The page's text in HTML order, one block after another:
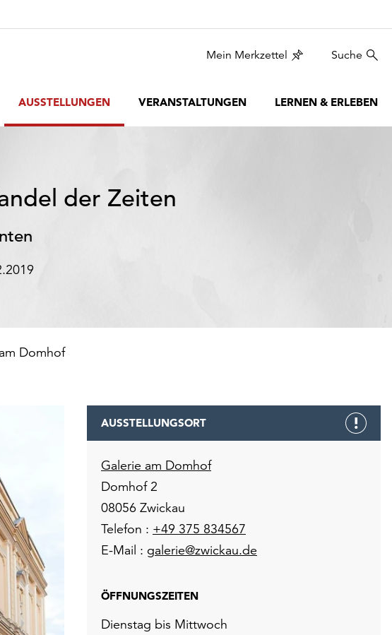
Mein Merkzettel Suche
AUSSTELLUNGEN VERANSTALTUNGEN LERNEN & ERLEBEN
der Zeiten
Domhof
AUSSTELLUNGSORT
Galerie am Domhof
Domhof 2
08056 Zwickau
Telefon : +49 375 834567
E-Mail : galerie@zwickau.de
ÖFFNUNGSZEITEN
Dienstag bis Mittwoch